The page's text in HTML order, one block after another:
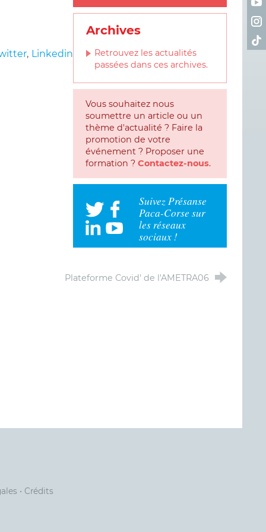
, Linkedin
Archives
Retrouvez les actualités
passées dans ces archives.
Vous souhaitez nous
soumettre un article ou un
thème d'actualité ? Faire la
promotion de votre
événement ? Proposer une
formation ? Contactez-nous.
Suivez Présanse
Paca-Corse sur
les réseaux
sociaux !
Plateforme Covid' de l'AMETRA06
• Crédits